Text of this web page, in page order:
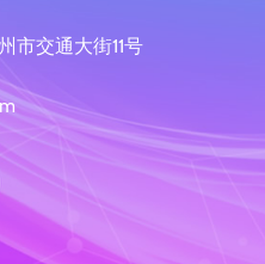
市交通大街11号